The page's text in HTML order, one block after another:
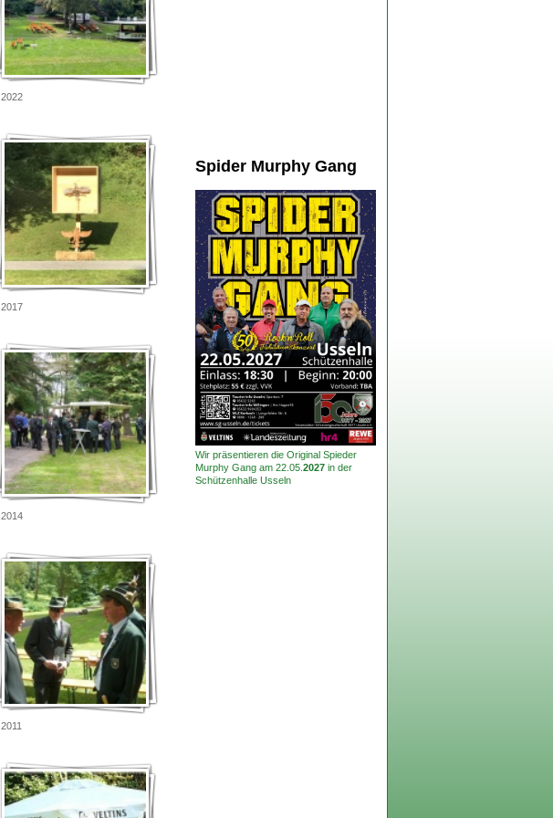
2022
2017
2014
2011
Spider Murphy Gang
Wir präsentieren die Original Spieder
Murphy Gang am 22.05. 2027 in der
Schützenhalle Usseln